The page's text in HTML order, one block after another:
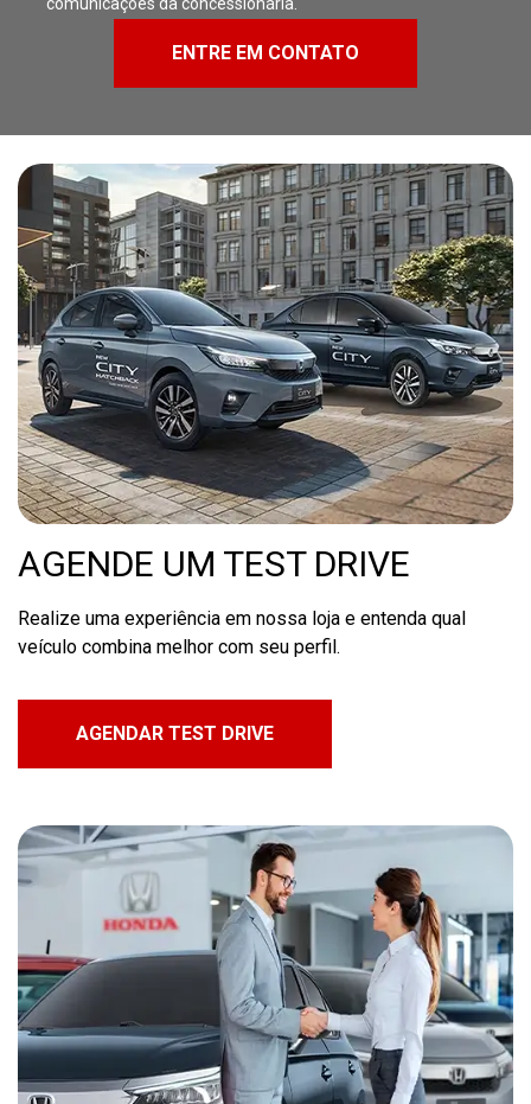
ENTRE EM CONTATO
AGENDE UM TEST DRIVE
Realize uma experiência em nossa loja e entenda qual
veículo combina melhor com seu perfil.
AGENDAR TEST DRIVE